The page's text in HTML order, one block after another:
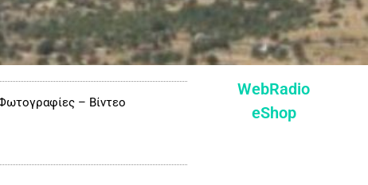
– Βίντεο
WebRadio
eShop